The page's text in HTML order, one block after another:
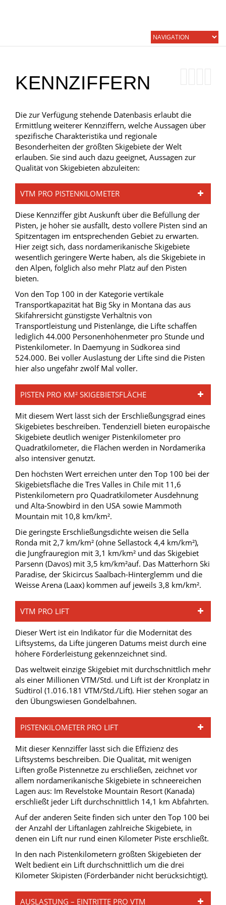
KENNZIFFERN
Die zur Verfügung stehende Datenbasis erlaubt die
Ermittlung weiterer Kennziffern, welche Aussagen über
spezifische Charakteristika und regionale
Besonderheiten der größten Skigebiete der Welt
erlauben. Sie sind auch dazu geeignet, Aussagen zur
Qualität von Skigebieten abzuleiten:
VTM PRO PISTENKILOMETER
Diese Kennziffer gibt Auskunft über die Befüllung der
Pisten, je höher sie ausfällt, desto vollere Pisten sind an
Spitzentagen im entsprechenden Gebiet zu erwarten.
Hier zeigt sich, dass nordamerikanische Skigebiete
wesentlich geringere Werte haben, als die Skigebiete in
den Alpen, folglich also mehr Platz auf den Pisten
bieten.
Von den Top 100 in der Kategorie vertikale
Transportkapazität hat Big Sky in Montana das aus
Skifahrersicht günstigste Verhältnis von
Transportleistung und Pistenlänge, die Lifte schaffen
lediglich 44.000 Personenhöhenmeter pro Stunde und
Pistenkilometer. In Daemyung in Südkorea sind
524.000. Bei voller Auslastung der Lifte sind die Pisten
hier also ungefähr zwölf Mal voller.
PISTEN PRO KM² SKIGEBIETSFLÄCHE
Mit diesem Wert lässt sich der Erschließungsgrad eines
Skigebietes beschreiben. Tendenziell bieten europäische
Skigebiete deutlich weniger Pistenkilometer pro
Quadratkilometer, die Flächen werden in Nordamerika
also intensiver genutzt.
Den höchsten Wert erreichen unter den Top 100 bei der
Skigebietsfläche die Tres Valles in Chile mit 11,6
Pistenkilometern pro Quadratkilometer Ausdehnung
und Alta-Snowbird in den USA sowie Mammoth
Mountain mit 10,8 km/km².
Die geringste Erschließungsdichte weisen die Sella
Ronda mit 2,7 km/km² (ohne Sellastock 4,4 km/km²),
die Jungfrauregion mit 3,1 km/km² und das Skigebiet
Parsenn (Davos) mit 3,5 km/km²auf. Das Matterhorn Ski
Paradise, der Skicircus Saalbach-Hinterglemm und die
Weisse Arena (Laax) kommen auf jeweils 3,8 km/km².
VTM PRO LIFT
Dieser Wert ist ein Indikator für die Modernität des
Liftsystems, da Lifte jüngeren Datums meist durch eine
höhere Förderleistung gekennzeichnet sind.
Das weltweit einzige Skigebiet mit durchschnittlich mehr
als einer Millionen VTM/Std. und Lift ist der Kronplatz in
Südtirol (1.016.181 VTM/Std./Lift). Hier stehen sogar an
den Übungswiesen Gondelbahnen.
PISTENKILOMETER PRO LIFT
Mit dieser Kennziffer lässt sich die Effizienz des
Liftsystems beschreiben. Die Qualität, mit wenigen
Liften große Pistennetze zu erschließen, zeichnet vor
allem nordamerikanische Skigebiete in schneereichen
Lagen aus: Im Revelstoke Mountain Resort (Kanada)
erschließt jeder Lift durchschnittlich 14,1 km Abfahrten.
Auf der anderen Seite finden sich unter den Top 100 bei
der Anzahl der Liftanlagen zahlreiche Skigebiete, in
denen ein Lift nur rund einen Kilometer Piste erschließt.
In den nach Pistenkilometern größten Skigebieten der
Welt bedient ein Lift durchschnittlich um die drei
Kilometer Skipisten (Förderbänder nicht berücksichtigt).
AUSLASTUNG – EINTRITTE PRO VTM